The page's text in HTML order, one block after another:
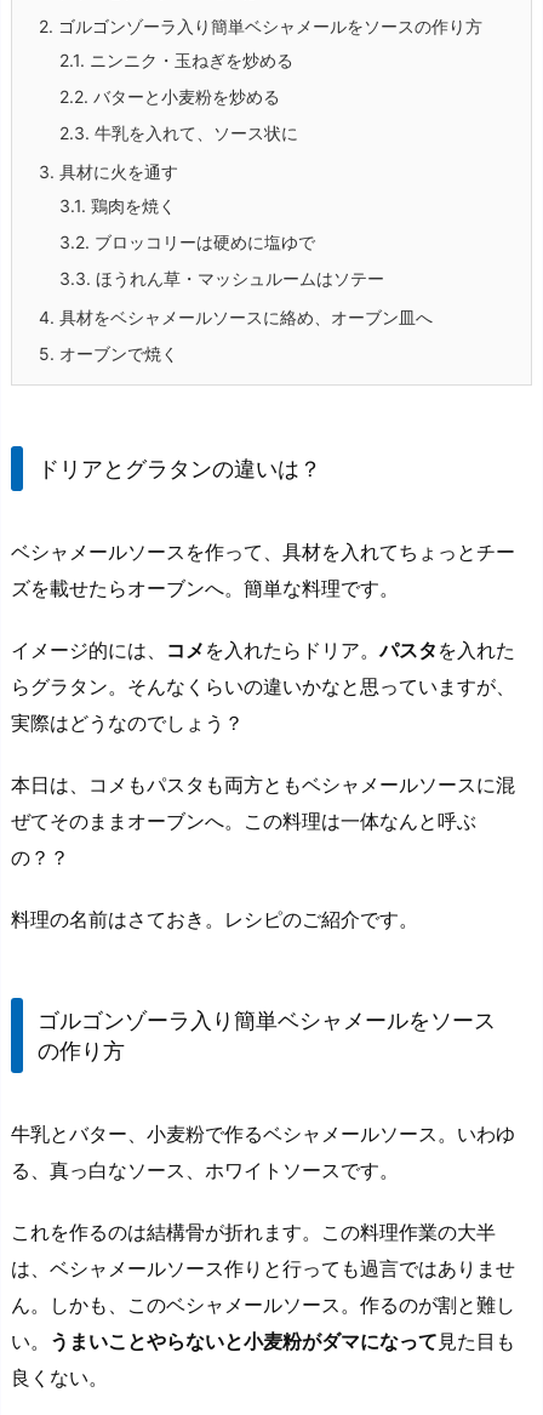
2. ゴルゴンゾーラ入り簡単ベシャメールをソースの作り方
2.1. ニンニク・玉ねぎを炒める
2.2. バターと小麦粉を炒める
2.3. 牛乳を入れて、ソース状に
3. 具材に火を通す
3.1. 鶏肉を焼く
3.2. ブロッコリーは硬めに塩ゆで
3.3. ほうれん草・マッシュルームはソテー
4. 具材をベシャメールソースに絡め、オーブン皿へ
5. オーブンで焼く
ドリアとグラタンの違いは？
ベシャメールソースを作って、具材を入れてちょっとチー
ズを載せたらオーブンへ。簡単な料理です。
イメージ的には、 コメ を入れたらドリア。パスタ を入れた
らグラタン。そんなくらいの違いかなと思っていますが、
実際はどうなのでしょう？
本日は、コメもパスタも両方ともベシャメールソースに混
ぜてそのままオーブンへ。この料理は一体なんと呼ぶ
の？？
料理の名前はさておき。レシピのご紹介です。
ゴルゴンゾーラ入り簡単ベシャメールをソース
の作り方
牛乳とバター、小麦粉で作るベシャメールソース。いわゆ
る、真っ白なソース、ホワイトソースです。
これを作るのは結構骨が折れます。この料理作業の大半
は、ベシャメールソース作りと行っても過言ではありませ
ん。しかも、このベシャメールソース。作るのが割と難し
い。 うまいことやらないと小麦粉がダマになって 見た目も
良くない。